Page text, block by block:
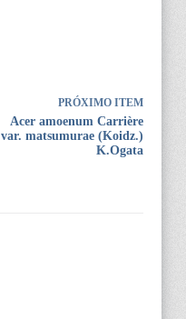
PRÓXIMO ITEM
Acer amoenum Carrière
var. matsumurae (Koidz.)
K.Ogata